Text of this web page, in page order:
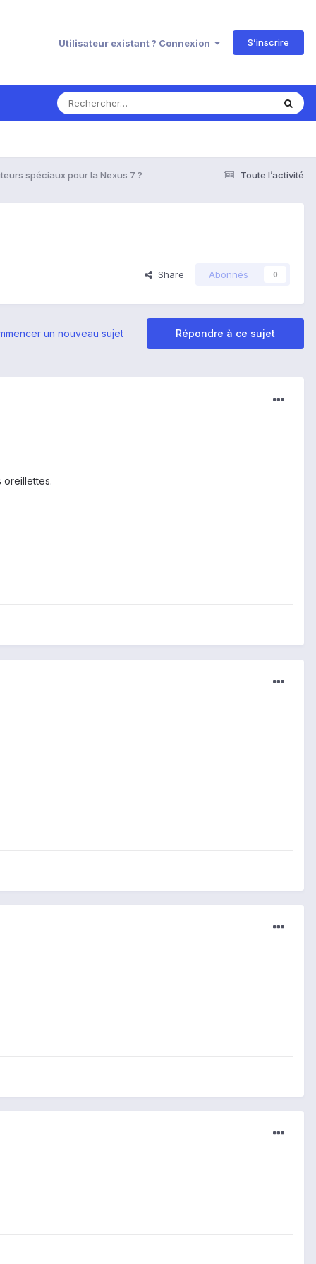
Utilisateur existant ? Connexion S’inscrire
Toute l’activité
spéciaux pour la Nexus 7 ?
Share Abonnés 0
Répondre à ce sujet
un nouveau sujet
oreillettes.